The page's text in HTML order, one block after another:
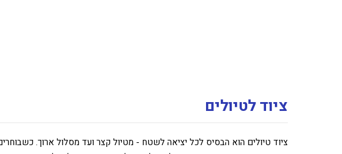
ציוד לטיולים
ציוד טיולים הוא הבסיס לכל יציאה לשטח - מטיול קצר ועד מסלול ארוך.